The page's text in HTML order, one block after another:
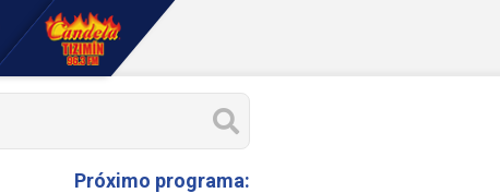
Próximo programa: